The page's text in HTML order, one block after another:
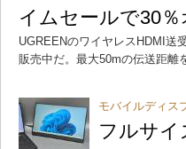
イムセールで30
UGREENのワイヤレスHDMI送
販売中だ。最大50mの伝送距離
モバイルディス
フルサ